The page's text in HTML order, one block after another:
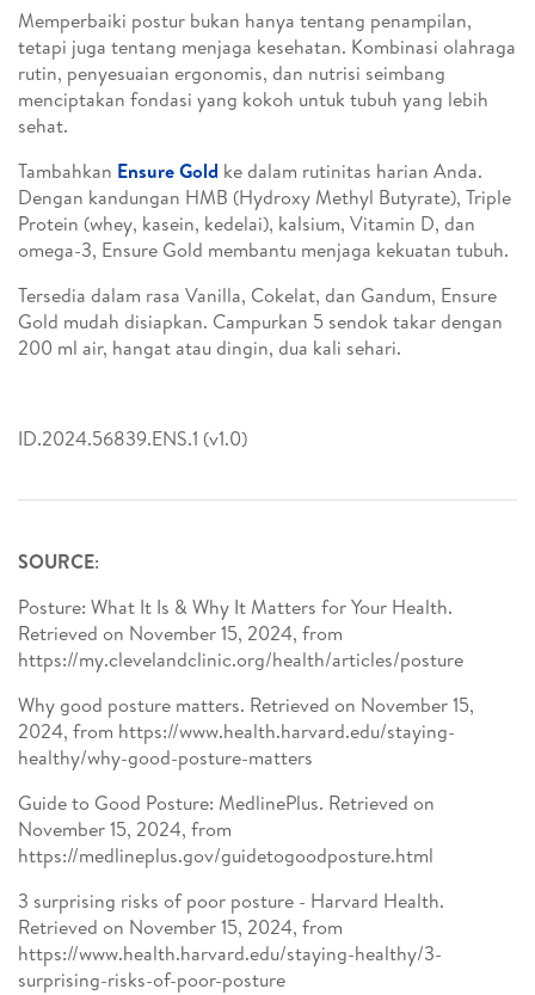
Memperbaiki postur bukan hanya tentang penampilan,
tetapi juga tentang menjaga kesehatan. Kombinasi olahraga
rutin, penyesuaian ergonomis, dan nutrisi seimbang
menciptakan fondasi yang kokoh untuk tubuh yang lebih
sehat.
Tambahkan Ensure Gold ke dalam rutinitas harian Anda.
Dengan kandungan HMB (Hydroxy Methyl Butyrate), Triple
Protein (whey, kasein, kedelai), kalsium, Vitamin D, dan
omega-3, Ensure Gold membantu menjaga kekuatan tubuh.
Tersedia dalam rasa Vanilla, Cokelat, dan Gandum, Ensure
Gold mudah disiapkan. Campurkan 5 sendok takar dengan
200 ml air, hangat atau dingin, dua kali sehari.
ID.2024.56839.ENS.1 (v1.0)
SOURCE:
Posture: What It Is & Why It Matters for Your Health.
Retrieved on November 15, 2024, from
https://my.clevelandclinic.org/health/articles/posture
Why good posture matters. Retrieved on November 15,
2024, from https://www.health.harvard.edu/staying-
healthy/why-good-posture-matters
Guide to Good Posture: MedlinePlus. Retrieved on
November 15, 2024, from
https://medlineplus.gov/guidetogoodposture.html
3 surprising risks of poor posture - Harvard Health.
Retrieved on November 15, 2024, from
https://www.health.harvard.edu/staying-healthy/3-
surprising-risks-of-poor-posture